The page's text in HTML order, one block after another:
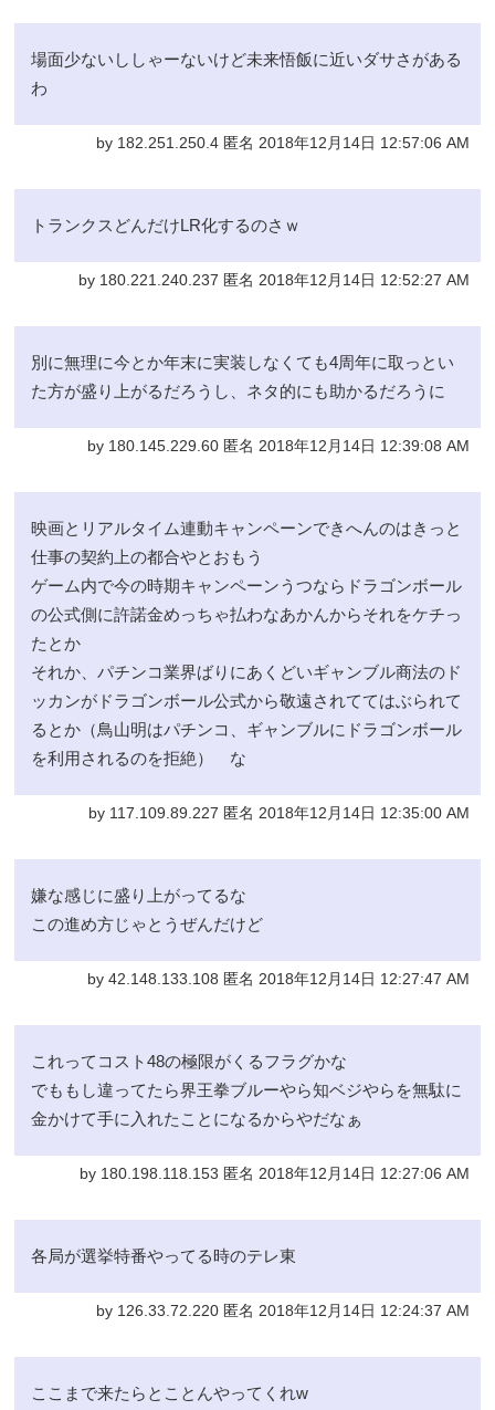
場面少ないししゃーないけど未来悟飯に近いダサさがある
わ
by 182.251.250.4 匿名 2018年12月14日 12:57:06 AM
トランクスどんだけLR化するのさｗ
by 180.221.240.237 匿名 2018年12月14日 12:52:27 AM
別に無理に今とか年末に実装しなくても4周年に取っとい
た方が盛り上がるだろうし、ネタ的にも助かるだろうに
by 180.145.229.60 匿名 2018年12月14日 12:39:08 AM
映画とリアルタイム連動キャンペーンできへんのはきっと
仕事の契約上の都合やとおもう
ゲーム内で今の時期キャンペーンうつならドラゴンボール
の公式側に許諾金めっちゃ払わなあかんからそれをケチっ
たとか
それか、パチンコ業界ばりにあくどいギャンブル商法のド
ッカンがドラゴンボール公式から敬遠されててはぶられて
るとか（鳥山明はパチンコ、ギャンブルにドラゴンボール
を利用されるのを拒絶） な
by 117.109.89.227 匿名 2018年12月14日 12:35:00 AM
嫌な感じに盛り上がってるな
この進め方じゃとうぜんだけど
by 42.148.133.108 匿名 2018年12月14日 12:27:47 AM
これってコスト48の極限がくるフラグかな
でももし違ってたら界王拳ブルーやら知ベジやらを無駄に
金かけて手に入れたことになるからやだなぁ
by 180.198.118.153 匿名 2018年12月14日 12:27:06 AM
各局が選挙特番やってる時のテレ東
by 126.33.72.220 匿名 2018年12月14日 12:24:37 AM
ここまで来たらとことんやってくれw